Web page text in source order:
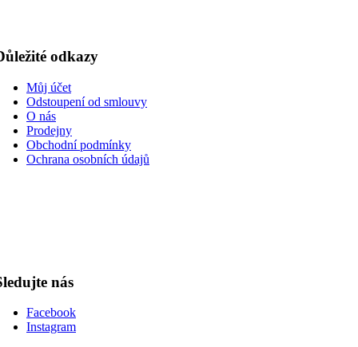
odkazy
Můj účet
Odstoupení od smlouvy
O nás
Prodejny
Obchodní podmínky
Ochrana osobních údajů
nás
Facebook
Instagram